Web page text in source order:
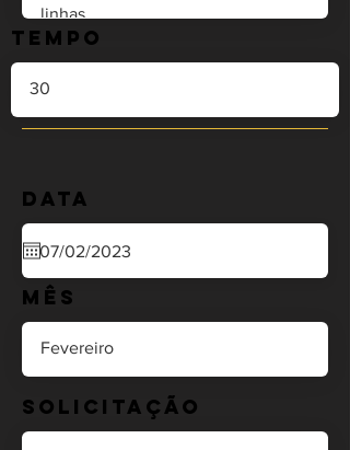
Tempo
Data
Mês
Solicitação